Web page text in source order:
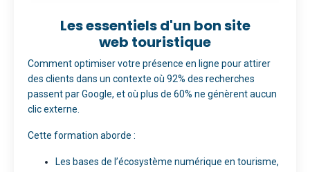
Les essentiels d'un bon site
web touristique
Comment optimiser votre présence en ligne pour attirer
des clients dans un contexte où 92% des recherches
passent par Google, et où plus de 60% ne génèrent aucun
clic externe.
Cette formation aborde :
Les bases de l’écosystème numérique en tourisme,